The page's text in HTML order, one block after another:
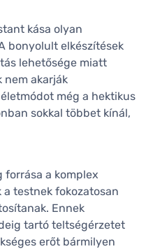
kása olyan
bonyolult elkészítések
lehetősége miatt
nem akarják
még a hektikus
sokkal többet kínál,
forrása a komplex
a testnek fokozatosan
Ennek
tartó teltségérzetet
erőt bármilyen